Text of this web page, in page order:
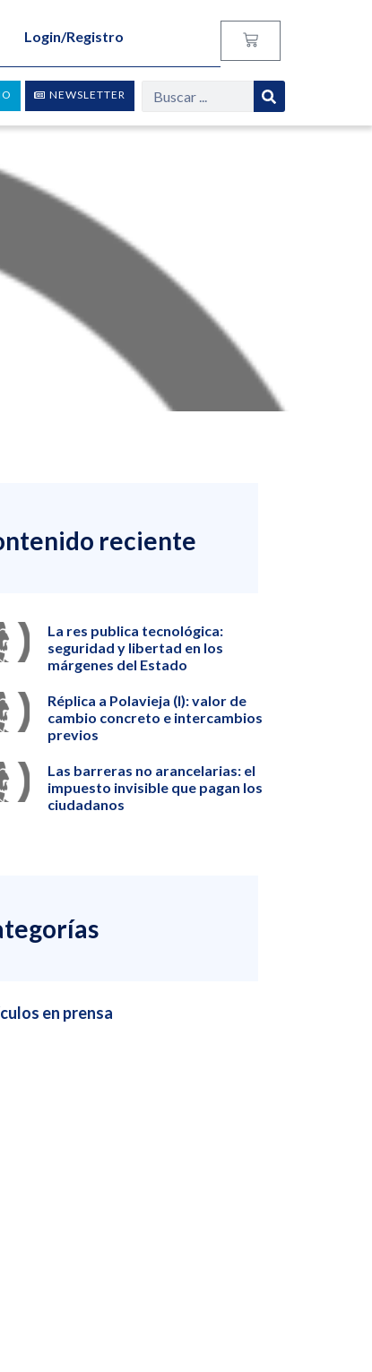
Login/Registro
NEWSLETTER
reciente
La res publica tecnológica:
seguridad y libertad en los
márgenes del Estado
Réplica a Polavieja (I): valor de
cambio concreto e intercambios
previos
Las barreras no arancelarias: el
impuesto invisible que pagan los
ciudadanos
en prensa